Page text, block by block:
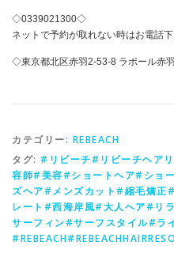
◇0339021300◇
ネットで予約が取れない時はお電話下
◇東京都北区赤羽2-53-8 ラポール赤羽
カテゴリー: REBEACH
タグ: #リビーチ#リビーチヘア
容師#美容#ショートヘア#ショ
ズヘア#メンズカット#縮毛矯正
レート#西海岸風#大人ヘア#リ
サーフィン#サーフスタイル#ラ